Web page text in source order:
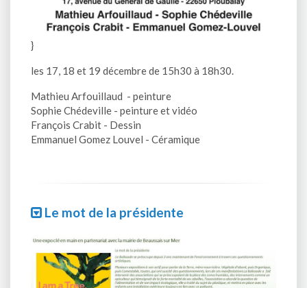
}
les 17, 18 et 19 décembre de 15h30 à 18h30.
Mathieu Arfouillaud - peinture
Sophie Chédeville - peinture et vidéo
François Crabit - Dessin
Emmanuel Gomez Louvel - Céramique
Le mot de la présidente